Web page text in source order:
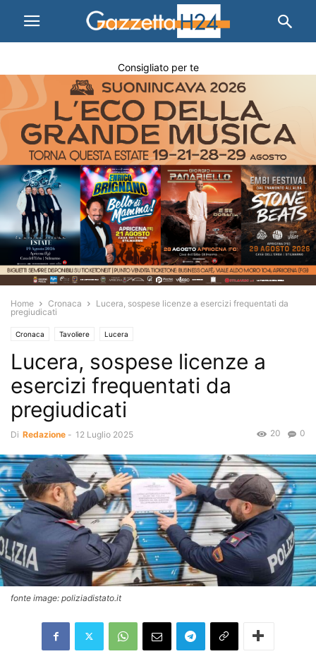
Consigliato per te
Home Cronaca
Lucera, sospese licenze a esercizi frequentati da
pregiudicati
Cronaca Tavoliere Lucera
Lucera, sospese licenze a
esercizi frequentati da
pregiudicati
Di Redazione - 12 Luglio 2025 0
20
fonte image: poliziadistato.it